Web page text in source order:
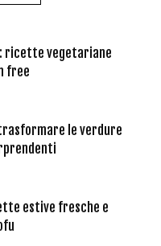
ricette vegetariane
free
le verdure
estive fresche e